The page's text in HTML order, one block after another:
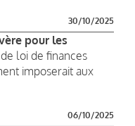
30/10/2025
pour les
loi de finances
imposerait aux
06/10/2025